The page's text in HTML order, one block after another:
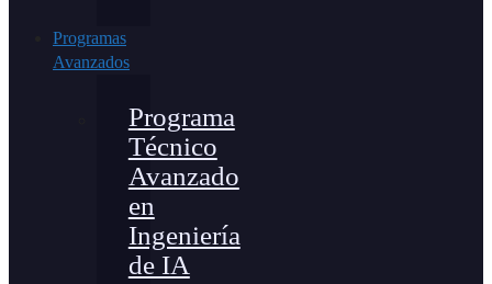
Programas
Avanzados
Programa
Técnico
Avanzado
en
Ingeniería
de IA